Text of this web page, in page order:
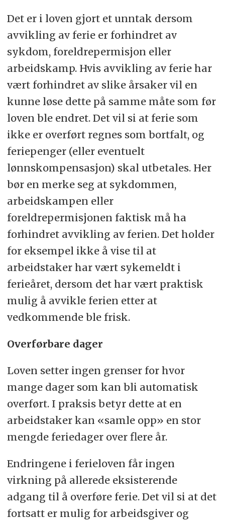
Det er i loven gjort et unntak dersom
avvikling av ferie er forhindret av
sykdom, foreldrepermisjon eller
arbeidskamp. Hvis avvikling av ferie har
vært forhindret av slike årsaker vil en
kunne løse dette på samme måte som før
loven ble endret. Det vil si at ferie som
ikke er overført regnes som bortfalt, og
feriepenger (eller eventuelt
lønnskompensasjon) skal utbetales. Her
bør en merke seg at sykdommen,
arbeidskampen eller
foreldrepermisjonen faktisk må ha
forhindret avvikling av ferien. Det holder
for eksempel ikke å vise til at
arbeidstaker har vært sykemeldt i
ferieåret, dersom det har vært praktisk
mulig å avvikle ferien etter at
vedkommende ble frisk.
Overførbare dager
Loven setter ingen grenser for hvor
mange dager som kan bli automatisk
overført. I praksis betyr dette at en
arbeidstaker kan «samle opp» en stor
mengde feriedager over flere år.
Endringene i ferieloven får ingen
virkning på allerede eksisterende
adgang til å overføre ferie. Det vil si at det
fortsatt er mulig for arbeidsgiver og